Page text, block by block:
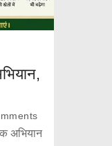
अभियान